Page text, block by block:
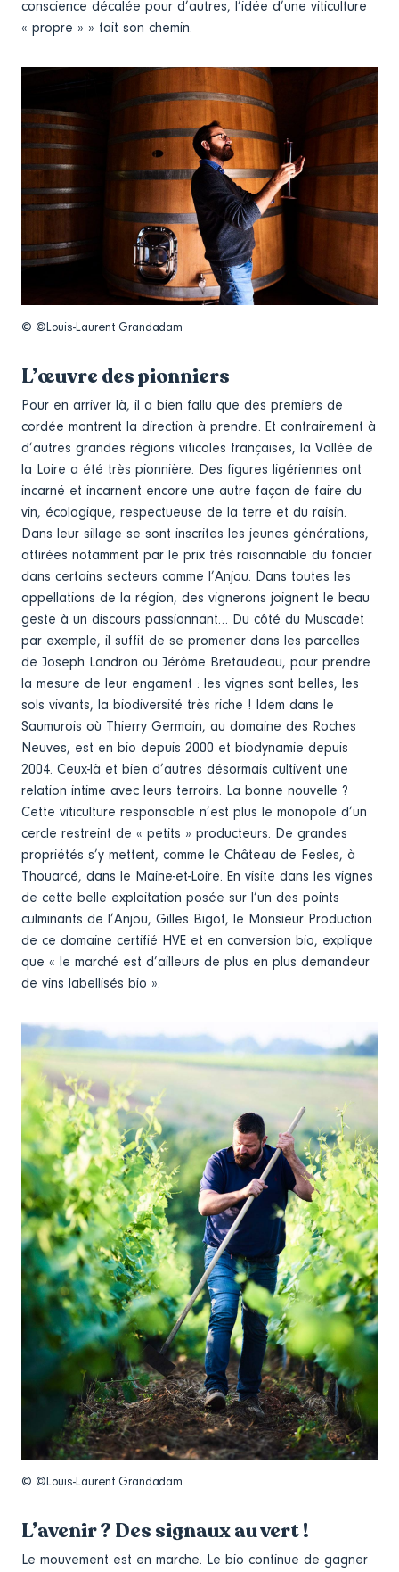
conscience décalée pour d’autres, l’idée d’une viticulture
« propre » » fait son chemin.
© ©Louis-Laurent Grandadam
L’œuvre des pionniers
Pour en arriver là, il a bien fallu que des premiers de
cordée montrent la direction à prendre. Et contrairement à
d’autres grandes régions viticoles françaises, la Vallée de
la Loire a été très pionnière. Des figures ligériennes ont
incarné et incarnent encore une autre façon de faire du
vin, écologique, respectueuse de la terre et du raisin.
Dans leur sillage se sont inscrites les jeunes générations,
attirées notamment par le prix très raisonnable du foncier
dans certains secteurs comme l’Anjou. Dans toutes les
appellations de la région, des vignerons joignent le beau
geste à un discours passionnant… Du côté du Muscadet
par exemple, il suffit de se promener dans les parcelles
de Joseph Landron ou Jérôme Bretaudeau, pour prendre
la mesure de leur engament : les vignes sont belles, les
sols vivants, la biodiversité très riche ! Idem dans le
Saumurois où Thierry Germain, au domaine des Roches
Neuves, est en bio depuis 2000 et biodynamie depuis
2004. Ceux-là et bien d’autres désormais cultivent une
relation intime avec leurs terroirs. La bonne nouvelle ?
Cette viticulture responsable n’est plus le monopole d’un
cercle restreint de « petits » producteurs. De grandes
propriétés s’y mettent, comme le Château de Fesles, à
Thouarcé, dans le Maine-et-Loire. En visite dans les vignes
de cette belle exploitation posée sur l’un des points
culminants de l’Anjou, Gilles Bigot, le Monsieur Production
de ce domaine certifié HVE et en conversion bio, explique
que « le marché est d’ailleurs de plus en plus demandeur
de vins labellisés bio ».
© ©Louis-Laurent Grandadam
L’avenir ? Des signaux au vert !
Le mouvement est en marche. Le bio continue de gagner